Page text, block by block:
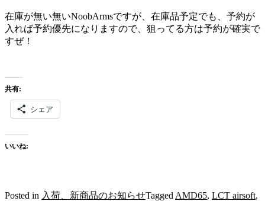
在庫が無い無いNoobArmsですが、在庫品予定でも、予約が
入れば予約優先になりますので、狙ってる方は予約が確実で
すぜ！
共有:
シェア
いいね:
Posted in 入荷、新商品のお知らせTagged AMD65, LCT airsoft,